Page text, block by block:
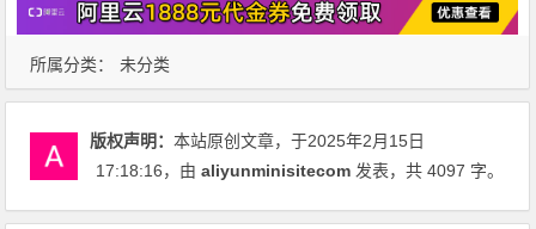
所属分类： 未分类
版权声明：本站原创文章，于2025年2月15日
17:18:16，由aliyunminisitecom 发表，共 4097 字。